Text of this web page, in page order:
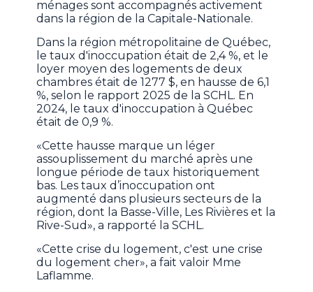
ménages sont accompagnés activement
dans la région de la Capitale-Nationale.
Dans la région métropolitaine de Québec,
le taux d'inoccupation était de 2,4 %, et le
loyer moyen des logements de deux
chambres était de 1277 $, en hausse de 6,1
%, selon le rapport 2025 de la SCHL. En
2024, le taux d'inoccupation à Québec
était de 0,9 %.
«Cette hausse marque un léger
assouplissement du marché après une
longue période de taux historiquement
bas. Les taux d’inoccupation ont
augmenté dans plusieurs secteurs de la
région, dont la Basse-Ville, Les Rivières et la
Rive-Sud», a rapporté la SCHL.
«Cette crise du logement, c'est une crise
du logement cher», a fait valoir Mme
Laflamme.